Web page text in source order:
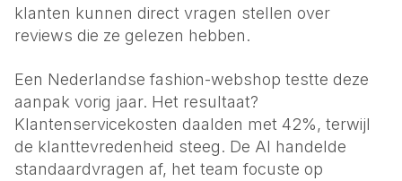
klanten kunnen direct vragen stellen over
reviews die ze gelezen hebben.
Een Nederlandse fashion-webshop testte deze
aanpak vorig jaar. Het resultaat?
Klantenservicekosten daalden met 42%, terwijl
de klanttevredenheid steeg. De AI handelde
standaardvragen af, het team focuste op